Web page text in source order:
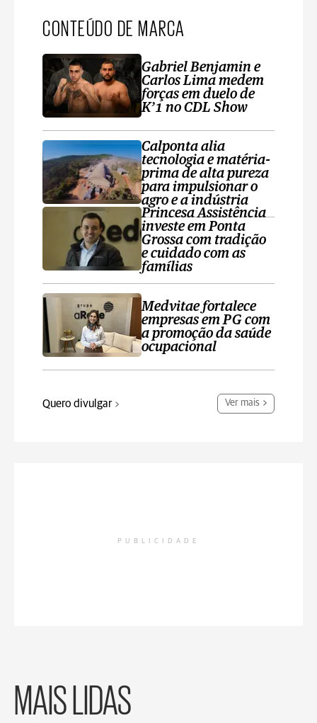
CONTEÚDO DE MARCA
Gabriel Benjamin e
Carlos Lima medem
forças em duelo de
K’1 no CDL Show
Calponta alia
tecnologia e matéria-
prima de alta pureza
para impulsionar o
agro e a indústria
Princesa Assistência
investe em Ponta
Grossa com tradição
e cuidado com as
famílias
Medvitae fortalece
empresas em PG com
a promoção da saúde
ocupacional
Quero divulgar Ver mais
PUBLICIDADE
MAIS LIDAS